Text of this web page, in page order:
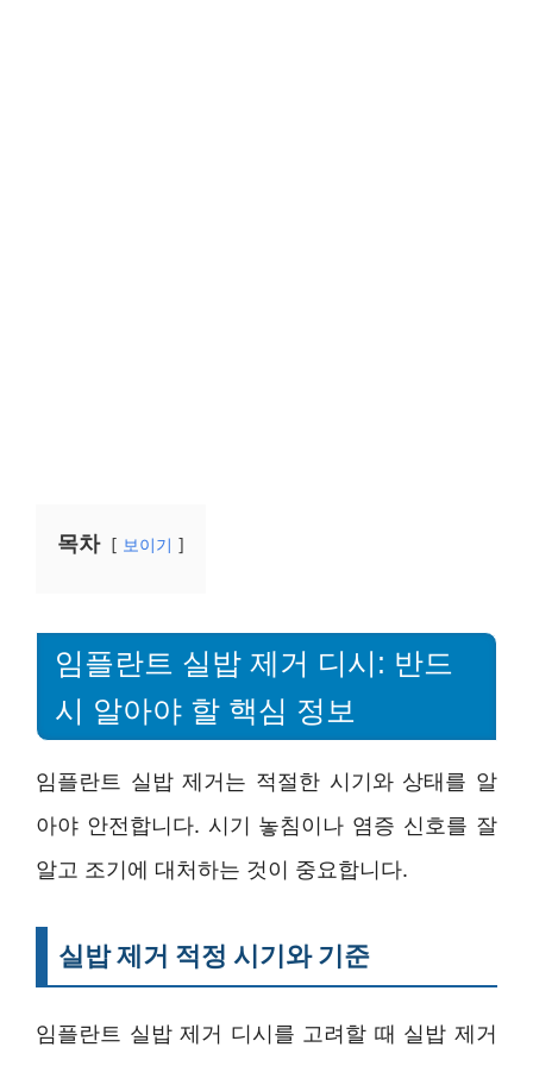
목차 보이기
임플란트 실밥 제거 디시: 반드
시 알아야 할 핵심 정보
임플란트 실밥 제거는 적절한 시기와 상태를 알
아야 안전합니다. 시기 놓침이나 염증 신호를 잘
알고 조기에 대처하는 것이 중요합니다.
실밥 제거 적정 시기와 기준
임플란트 실밥 제거 디시를 고려할 때 실밥 제거